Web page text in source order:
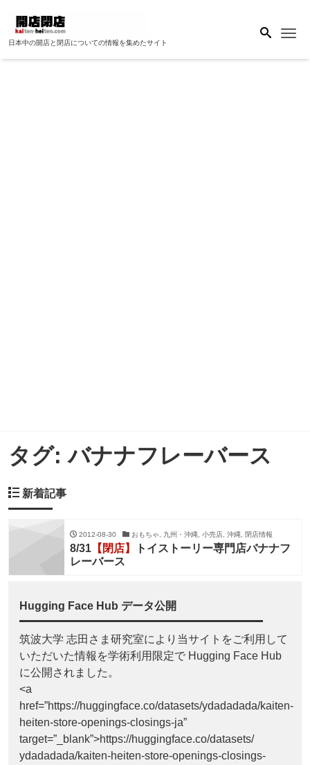
日本中の開店と閉店についての情報を集めたサイト
タグ:バナナフレーバース
新着記事
2012-08-30 おもちゃ, 九州・沖縄, 小売店, 沖縄, 閉店情報
8/31 【閉店】
トイストーリー専門店バナナフ
レーバース
Hugging Face Hub データ公開
筑波大学 志田さま研究室により当サイトをご利用して
いただいた情報を学術利用限定で Hugging Face Hub
に公開されました。
<a
href=”https://huggingface.co/datasets/ydadadada/kaiten-
heiten-store-openings-closings-ja”
target=”_blank”>https://huggingface.co/datasets/
ydadadada/kaiten-heiten-store-openings-closings-